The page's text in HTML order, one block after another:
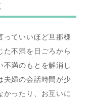
っていいほど旦那様
た不満を日ごろから
不満のもとを解消し
婦の会話時間が少
かったり、お互いに